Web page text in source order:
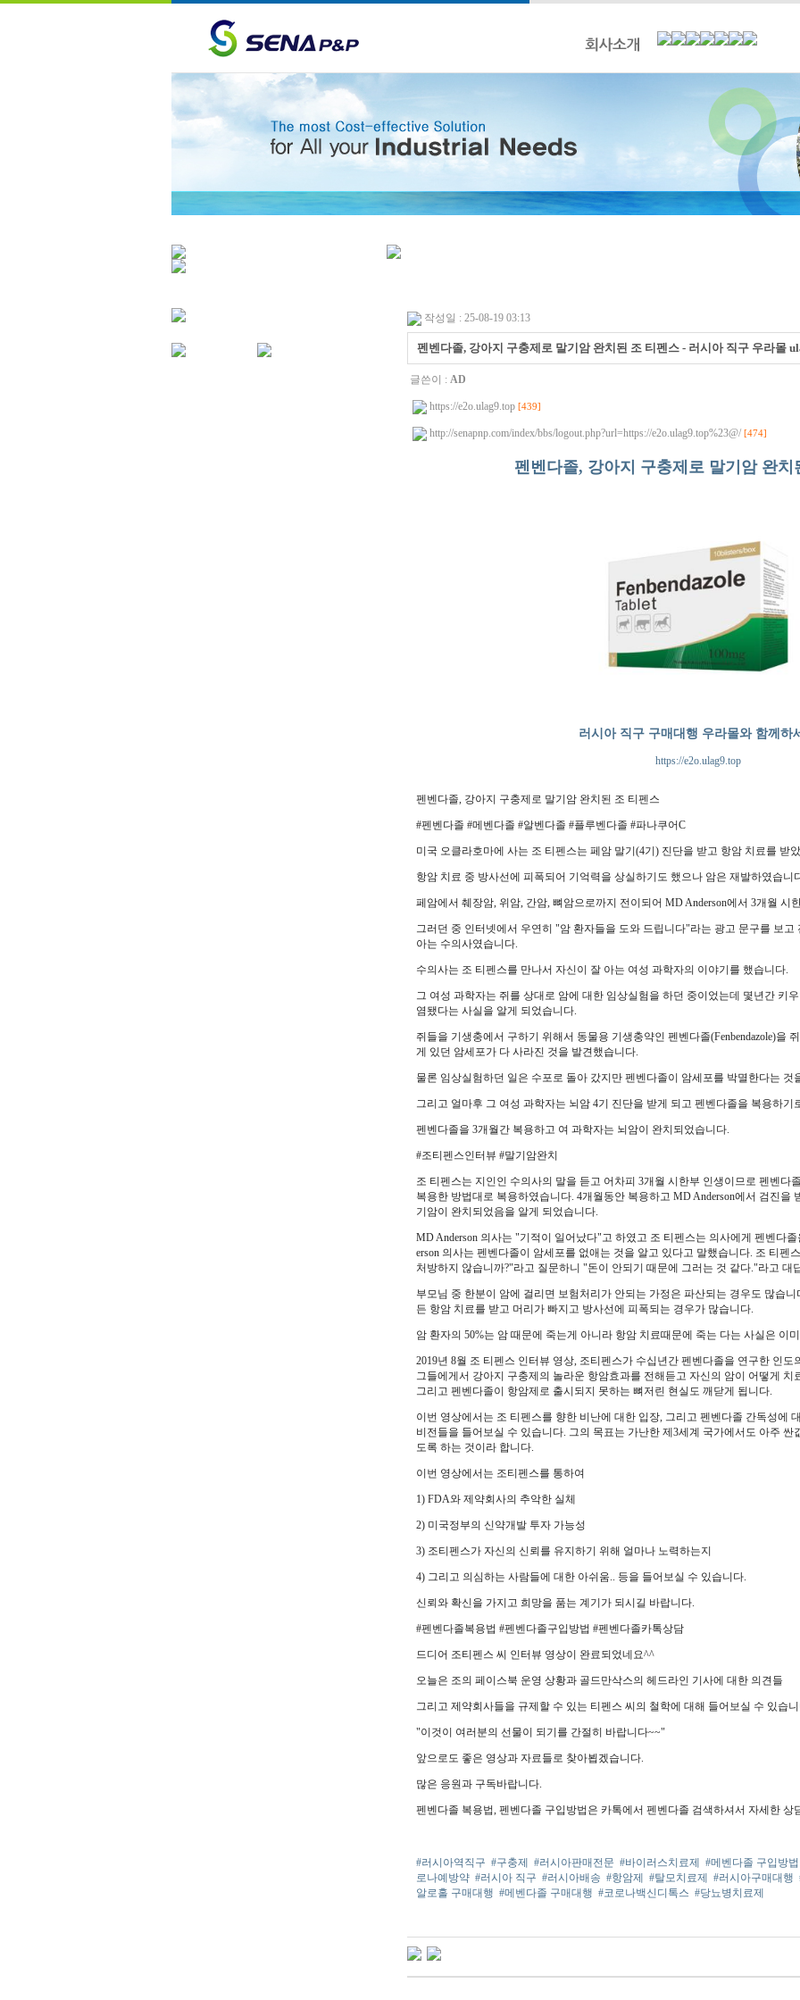
작성일 : 25-08-19 03:13
펜벤다졸, 강아지 구충제로 말기암 완치된 조 티펜스 - 러시아 직구 우라몰
글쓴이 : AD
https://e2o.ulag9.top [439]
http://senapnp.com/index/bbs/logout.php?url=https://e2o.ulag9.top%23@/ [474]
펜벤다졸, 강아지 구충제로 말기암 완치
러시아 직구 구매대행 우라몰와 함께하
https://e2o.ulag9.top
펜벤다졸, 강아지 구충제로 말기암 완치된 조 티펜스
#펜벤다졸 #메벤다졸 #알벤다졸 #플루벤다졸 #파나쿠어C
미국 오클라호마에 사는 조 티펜스는 페암 말기(4기) 진단을 받고 항암 치료를 받
항암 치료 중 방사선에 피폭되어 기억력을 상실하기도 했으나 암은 재발하였습니
페암에서 췌장암, 위암, 간암, 뼈암으로까지 전이되어 MD Anderson에서 3개월 시
그러던 중 인터넷에서 우연히 "암 환자들을 도와 드립니다"라는 광고 문구를 보고
아는 수의사였습니다.
수의사는 조 티펜스를 만나서 자신이 잘 아는 여성 과학자의 이야기를 했습니다.
그 여성 과학자는 쥐를 상대로 암에 대한 임상실험을 하던 중이었는데 몇년간 키
염됐다는 사실을 알게 되었습니다.
쥐들을 기생충에서 구하기 위해서 동물용 기생충약인 펜벤다졸(Fenbendazole)을
게 있던 암세포가 다 사라진 것을 발견했습니다.
물론 임상실험하던 일은 수포로 돌아 갔지만 펜벤다졸이 암세포를 박멸한다는 것
그리고 얼마후 그 여성 과학자는 뇌암 4기 진단을 받게 되고 펜벤다졸을 복용하기
펜벤다졸을 3개월간 복용하고 여 과학자는 뇌암이 완치되었습니다.
#조티펜스인터뷰 #말기암완치
조 티펜스는 지인인 수의사의 말을 듣고 어차피 3개월 시한부 인생이므로 펜벤다
복용한 방법대로 복용하였습니다. 4개월동안 복용하고 MD Anderson에서 검진을
기암이 완치되었음을 알게 되었습니다.
MD Anderson 의사는 "기적이 일어났다"고 하였고 조 티펜스는 의사에게 펜벤다
erson 의사는 펜벤다졸이 암세포를 없애는 것을 알고 있다고 말했습니다. 조 티펜
처방하지 않습니까?"라고 질문하니 "돈이 안되기 때문에 그러는 것 같다."라고 대
부모님 중 한분이 암에 걸리면 보험처리가 안되는 가정은 파산되는 경우도 많습
든 항암 치료를 받고 머리가 빠지고 방사선에 피폭되는 경우가 많습니다.
암 환자의 50%는 암 때문에 죽는게 아니라 항암 치료때문에 죽는 다는 사실은 이
2019년 8월 조 티펜스 인터뷰 영상, 조티펜스가 수십년간 펜벤다졸을 연구한 인
그들에게서 강아지 구충제의 놀라운 항암효과를 전해듣고 자신의 암이 어떻게 치
그리고 펜벤다졸이 항암제로 출시되지 못하는 뼈저린 현실도 깨닫게 됩니다.
이번 영상에서는 조 티펜스를 향한 비난에 대한 입장, 그리고 펜벤다졸 간독성에
비전들을 들어보실 수 있습니다. 그의 목표는 가난한 제3세계 국가에서도 아주 싼
도록 하는 것이라 합니다.
이번 영상에서는 조티펜스를 통하여
1) FDA와 제약회사의 추악한 실체
2) 미국정부의 신약개발 투자 가능성
3) 조티펜스가 자신의 신뢰를 유지하기 위해 얼마나 노력하는지
4) 그리고 의심하는 사람들에 대한 아쉬움.. 등을 들어보실 수 있습니다.
신뢰와 확신을 가지고 희망을 품는 계기가 되시길 바랍니다.
#펜벤다졸복용법 #펜벤다졸구입방법 #펜벤다졸카톡상담
드디어 조티펜스 씨 인터뷰 영상이 완료되었네요^^
오늘은 조의 페이스북 운영 상황과 골드만삭스의 헤드라인 기사에 대한 의견들
그리고 제약회사들을 규제할 수 있는 티펜스 씨의 철학에 대해 들어보실 수 있습
"이것이 여러분의 선물이 되기를 간절히 바랍니다~~"
앞으로도 좋은 영상과 자료들로 찾아뵙겠습니다.
많은 응원과 구독바랍니다.
펜벤다졸 복용법, 펜벤다졸 구입방법은 카톡에서 펜벤다졸 검색하셔서 자세한 상
#러시아역직구 #구충제 #러시아판매전문 #바이러스치료제 #메벤다졸 구입방법
로나예방약 #러시아 직구 #러시아배송 #항암제 #탈모치료제 #러시아구매대행
알로홀 구매대행 #메벤다졸 구매대행 #코로나백신디톡스 #당뇨병치료제